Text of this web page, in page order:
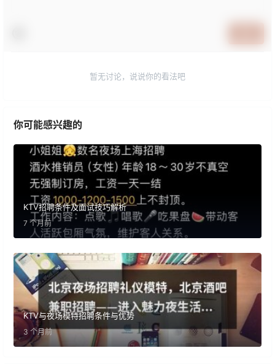
暂无讨论，说说你的看法吧
你可能感兴趣的
KTV招聘条件及面试技巧解析
7 个月前
KTV与夜场模特招聘条件与优势
3 个月前